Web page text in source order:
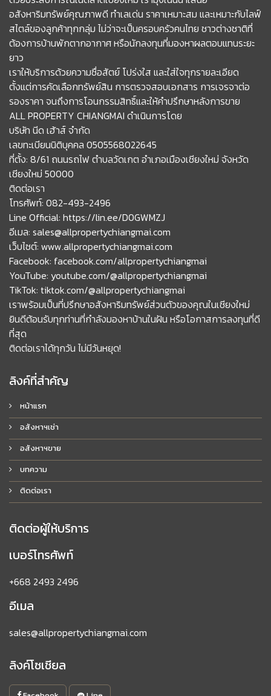
อสังหาริมทรัพย์คุณภาพดี ทำเลเด่น ราคาเหมาะสม และเหมาะกับไลฟ์
สไตล์ของลูกค้าทุกกลุ่ม ไม่ว่าจะเป็นครอบครัวคนไทย ชาวต่างชาติที่
ต้องการบ้านพักตากอากาศ หรือนักลงทุนที่มองหาผลตอบแทนระยะ
ยาว
เราให้บริการด้วยความซื่อสัตย์ โปร่งใส และใส่ใจทุกรายละเอียด
ตั้งแต่การคัดเลือกทรัพย์สิน การตรวจสอบเอกสาร การเจรจาต่อ
รองราคา จนถึงการโอนกรรมสิทธิ์และให้คำปรึกษาหลังการขาย
ALL PROPERTY CHIANGMAI ดำเนินการโดย
บริษัท นีด เฮ้าส์ จำกัด
เลขทะเบียนนิติบุคคล 0505568022645
ที่ตั้ง: 8/61 ถนนรถไฟ ตำบลวัดเกต อำเภอเมืองเชียงใหม่ จังหวัด
เชียงใหม่ 50000
ติดต่อเรา
โทรศัพท์: 082-493-2496
Line Official: https://lin.ee/D0GWMZJ
อีเมล: sales@allpropertychiangmai.com
เว็บไซต์: www.allpropertychiangmai.com
Facebook: facebook.com/allpropertychiangmai
YouTube: youtube.com/@allpropertychiangmai
TikTok: tiktok.com/@allpropertychiangmai
เราพร้อมเป็นที่ปรึกษาอสังหาริมทรัพย์ส่วนตัวของคุณในเชียงใหม่
ยินดีต้อนรับทุกท่านที่กำลังมองหาบ้านในฝัน หรือโอกาสการลงทุนที่ดี
ที่สุด
ติดต่อเราได้ทุกวัน ไม่มีวันหยุด!
ลิงค์ที่สำคัญ
หน้าแรก
อสังหาฯเช่า
อสังหาฯขาย
บทความ
ติดต่อเรา
ติดต่อผู้ให้บริการ
เบอร์โทรศัพท์
+668 2493 2496
อีเมล
sales@allpropertychiangmai.com
ลิงค์โซเชียล